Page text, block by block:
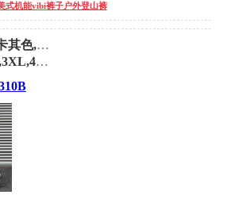
式机能vibi裤子户外登山裤
,军绿色